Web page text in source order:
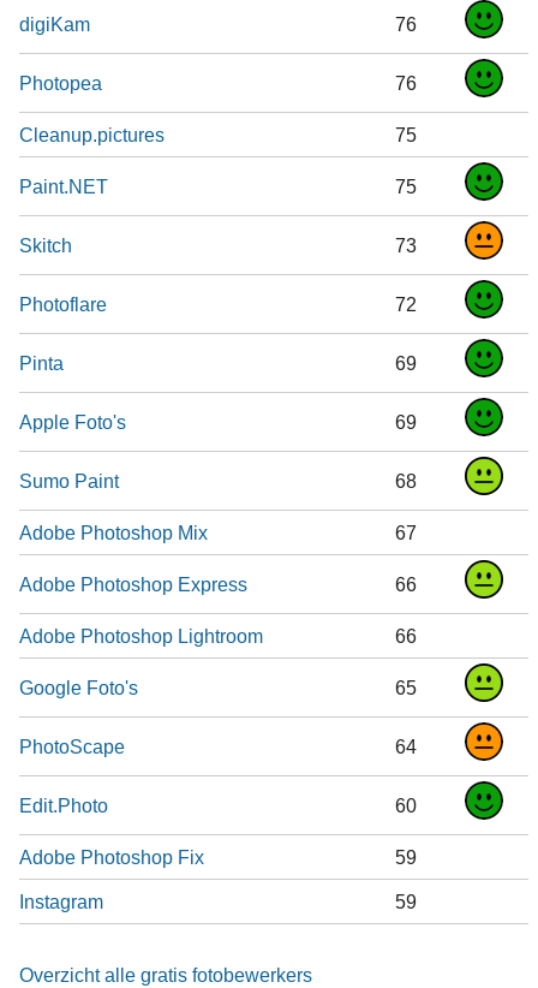
digiKam 76
Photopea 76
Cleanup.pictures 75
Paint.NET 75
Skitch 73
Photoflare 72
Pinta 69
Apple Foto's 69
Sumo Paint 68
Adobe Photoshop Mix 67
Adobe Photoshop Express 66
Adobe Photoshop Lightroom 66
Google Foto's 65
PhotoScape 64
Edit.Photo 60
Adobe Photoshop Fix 59
Instagram 59
Overzicht alle gratis fotobewerkers